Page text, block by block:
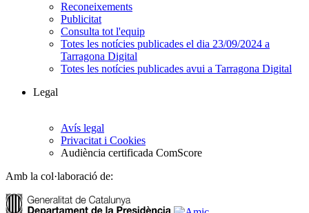
Reconeixements
Publicitat
Consulta tot l'equip
Totes les notícies publicades el dia 23/09/2024 a
Tarragona Digital
Totes les notícies publicades avui a Tarragona Digital
Legal
Avís legal
Privacitat i Cookies
Audiència certificada ComScore
Amb la col·laboració de: